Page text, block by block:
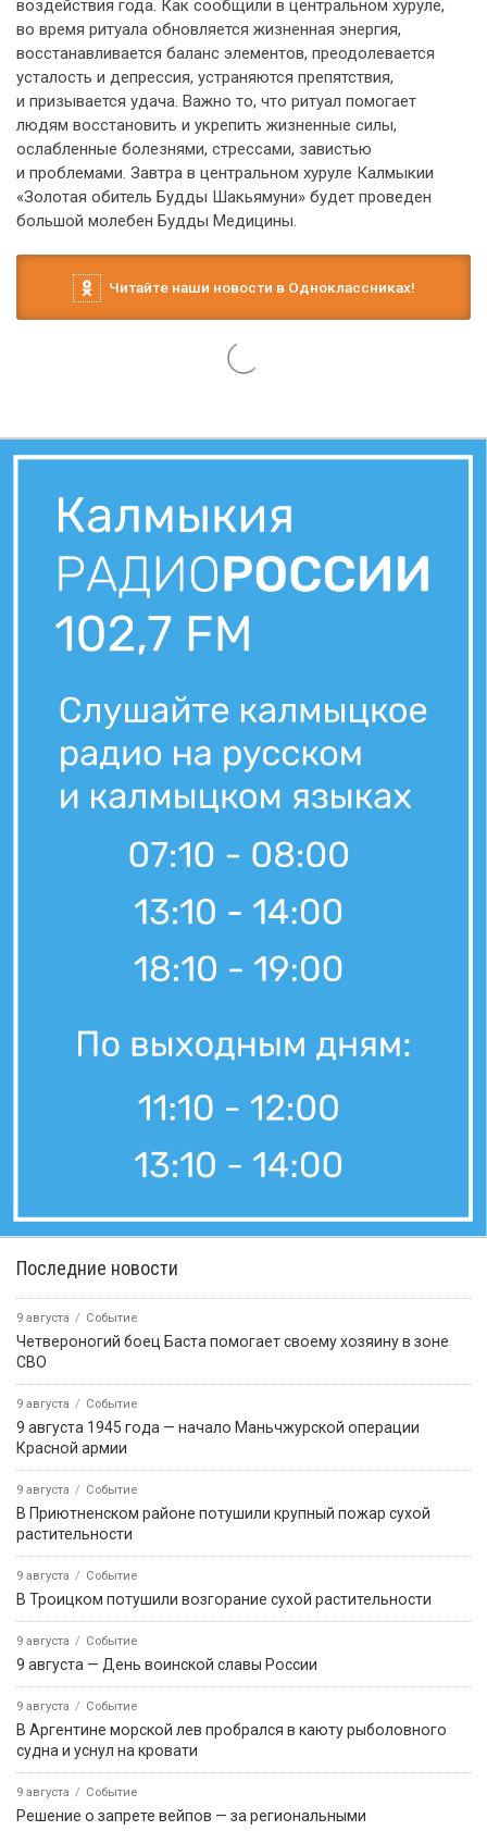
воздействия года. Как сообщили в центральном хуруле,
во время ритуала обновляется жизненная энергия,
восстанавливается баланс элементов, преодолевается
усталость и депрессия, устраняются препятствия,
и призывается удача. Важно то, что ритуал помогает
людям восстановить и укрепить жизненные силы,
ослабленные болезнями, стрессами, завистью
и проблемами. Завтра в центральном хуруле Калмыкии
«Золотая обитель Будды Шакьямуни» будет проведен
большой молебен Будды Медицины.
Читайте наши новости в Одноклассниках!
Последние новости
9 августа Событие
Четвероногий боец Баста помогает своему хозяину в зоне
СВО
9 августа Событие
9 августа 1945 года — начало Маньчжурской операции
Красной армии
9 августа Событие
В Приютненском районе потушили крупный пожар сухой
растительности
9 августа Событие
В Троицком потушили возгорание сухой растительности
9 августа Событие
9 августа — День воинской славы России
9 августа Событие
В Аргентине морской лев пробрался в каюту рыболовного
судна и уснул на кровати
9 августа Событие
Решение о запрете вейпов — за региональными